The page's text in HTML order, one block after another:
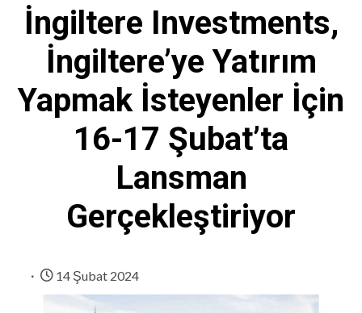
İngiltere Investments,
İngiltere’ye Yatırım
Yapmak İsteyenler İçin
16-17 Şubat’ta
Lansman
Gerçekleştiriyor
14 Şubat 2024